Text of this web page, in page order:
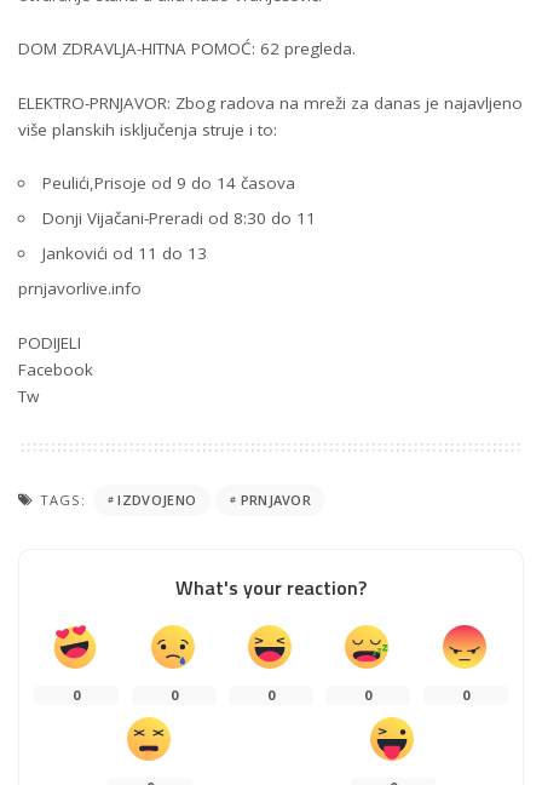
DOM ZDRAVLJA-HITNA POMOĆ: 62 pregleda.
ELEKTRO-PRNJAVOR: Zbog radova na mreži za danas je najavljeno
više planskih isključenja struje i to:
Peulići,Prisoje od 9 do 14 časova
Donji Vijačani-Preradi od 8:30 do 11
Jankovići od 11 do 13
prnjavorlive.info
PODIJELI
Facebook
Tw
TAGS: IZDVOJENO PRNJAVOR
What's your reaction?
0 0 0 0 0